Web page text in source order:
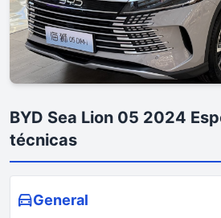
BYD Sea Lion 05 2024
técnicas
General